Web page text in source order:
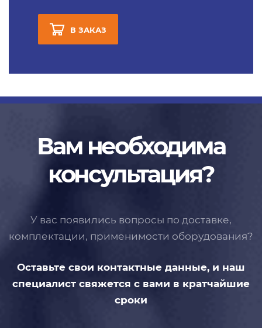
В ЗАКАЗ
Вам необходима
консультация?
У вас появились вопросы по доставке,
комплектации, применимости оборудования?
Оставьте свои контактные данные, и наш
специалист свяжется с вами в кратчайшие
сроки